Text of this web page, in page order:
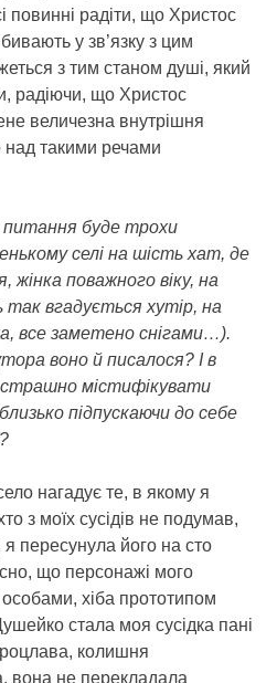
повинні радіти, що Христос
у зв’язку з цим
з тим станом душі, який
радіючи, що Христос
величезна внутрішня
такими речами
питання буде трохи
селі на шість хат, де
жінка поважного віку, на
так вгадується хутір, на
все заметено снігами…).
воно й писалося? І в
містифікувати
підпускаючи до себе
нагадує те, в якому я
з моїх сусідів не подумав,
пересунула його на сто
що персонажі мого
хіба прототипом
стала моя сусідка пані
колишня
вона не перекладала